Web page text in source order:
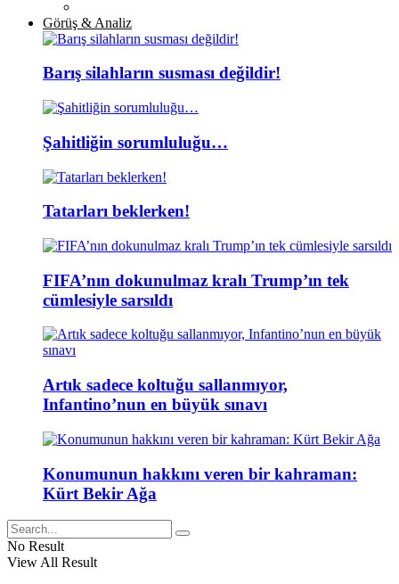
Görüş & Analiz
Barış silahların susması değildir!
Şahitliğin sorumluluğu…
Tatarları beklerken!
FIFA’nın dokunulmaz kralı Trump’ın tek
cümlesiyle sarsıldı
Artık sadece koltuğu sallanmıyor,
Infantino’nun en büyük sınavı
Konumunun hakkını veren bir kahraman:
Kürt Bekir Ağa
No Result
View All Result